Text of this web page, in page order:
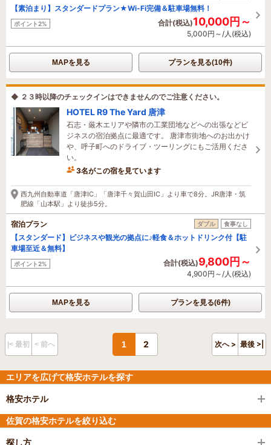
【素泊まり】スタンダードプラン★Wi-Fi完備＆駐車場無料！
ポイント2% 合計(税込)10,000円～
5,000円～/人(税込)
MAPを見る プランを見る(10件)
◆ ２３時以降のチェックインはできませんのでご注意ください。
HOTEL R9 The Yard 唐津
石志・厳木エリアや隣市の工業団地などへの出張などビ
ジネスの宿泊拠点に最適です。 唐津市街地へのお出かけ
や、呼子町へのドライブ・ツーリングにもご活用くださ
い。
3名がこの宿を見ています
19分前に予約されました
西九州自動車道「唐津IC」「唐津千々賀山田IC」より車で8分。JR唐津・筑
肥線「山本駅」より徒歩5分。
宿泊プラン ダブル 食事なし
【スタンダード】ビジネスや観光の拠点に♪軽食＆ホットドリンク付【駐
車場至近＆無料】
ポイント2% 合計(税込)9,800円～
4,900円～/人(税込)
MAPを見る プランを見る(6件)
|< 最初 < 前へ 1 2 次へ > 最後 >|
エリアを広げて格安ホテルを探す
格安ホテル
佐賀の格安ホテルを絞り込む
探し方